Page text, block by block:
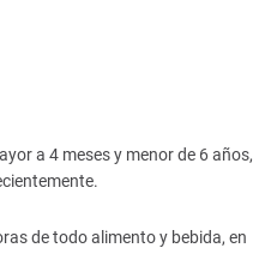
a 4 meses y menor de 6 años,
de todo alimento y bebida, en